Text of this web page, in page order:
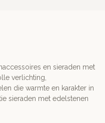
en sieraden met
verlichting,
die warmte en karakter in
sieraden met edelstenen